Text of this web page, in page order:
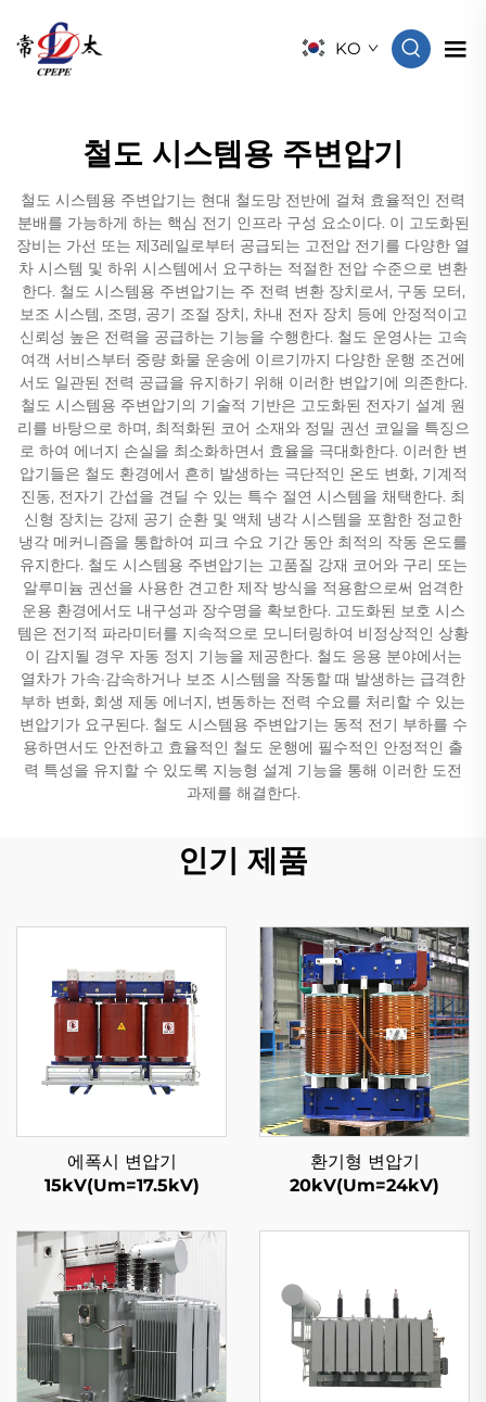
KO
철도 시스템용 주변압기
철도 시스템용 주변압기는 현대 철도망 전반에 걸쳐 효율적인 전력
분배를 가능하게 하는 핵심 전기 인프라 구성 요소이다. 이 고도화된
장비는 가선 또는 제3레일로부터 공급되는 고전압 전기를 다양한 열
차 시스템 및 하위 시스템에서 요구하는 적절한 전압 수준으로 변환
한다. 철도 시스템용 주변압기는 주 전력 변환 장치로서, 구동 모터,
보조 시스템, 조명, 공기 조절 장치, 차내 전자 장치 등에 안정적이고
신뢰성 높은 전력을 공급하는 기능을 수행한다. 철도 운영사는 고속
여객 서비스부터 중량 화물 운송에 이르기까지 다양한 운행 조건에
서도 일관된 전력 공급을 유지하기 위해 이러한 변압기에 의존한다.
철도 시스템용 주변압기의 기술적 기반은 고도화된 전자기 설계 원
리를 바탕으로 하며, 최적화된 코어 소재와 정밀 권선 코일을 특징으
로 하여 에너지 손실을 최소화하면서 효율을 극대화한다. 이러한 변
압기들은 철도 환경에서 흔히 발생하는 극단적인 온도 변화, 기계적
진동, 전자기 간섭을 견딜 수 있는 특수 절연 시스템을 채택한다. 최
신형 장치는 강제 공기 순환 및 액체 냉각 시스템을 포함한 정교한
냉각 메커니즘을 통합하여 피크 수요 기간 동안 최적의 작동 온도를
유지한다. 철도 시스템용 주변압기는 고품질 강재 코어와 구리 또는
알루미늄 권선을 사용한 견고한 제작 방식을 적용함으로써 엄격한
운용 환경에서도 내구성과 장수명을 확보한다. 고도화된 보호 시스
템은 전기적 파라미터를 지속적으로 모니터링하여 비정상적인 상황
이 감지될 경우 자동 정지 기능을 제공한다. 철도 응용 분야에서는
열차가 가속·감속하거나 보조 시스템을 작동할 때 발생하는 급격한
부하 변화, 회생 제동 에너지, 변동하는 전력 수요를 처리할 수 있는
변압기가 요구된다. 철도 시스템용 주변압기는 동적 전기 부하를 수
용하면서도 안전하고 효율적인 철도 운행에 필수적인 안정적인 출
력 특성을 유지할 수 있도록 지능형 설계 기능을 통해 이러한 도전
과제를 해결한다.
인기 제품
에폭시 변압기
15kV(Um=17.5kV)
환기형 변압기
20kV(Um=24kV)